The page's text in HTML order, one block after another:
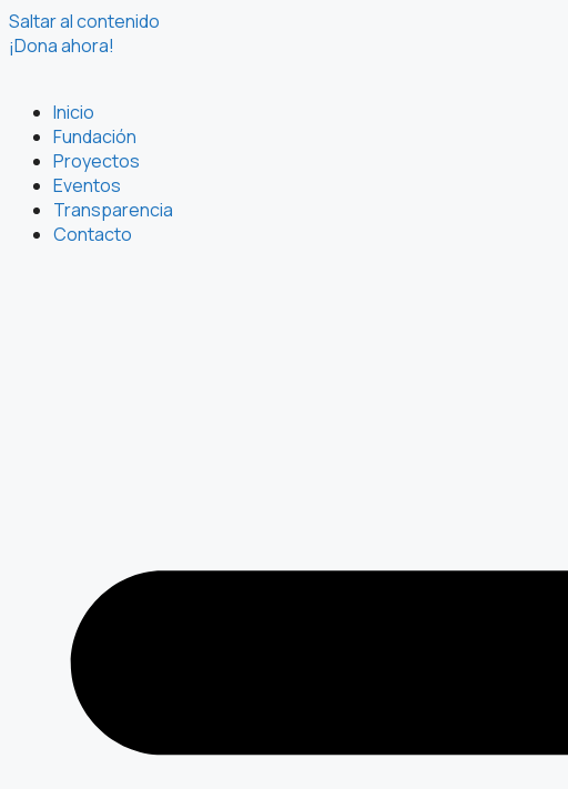
Saltar al contenido
¡Dona ahora!
Inicio
Fundación
Proyectos
Eventos
Transparencia
Contacto